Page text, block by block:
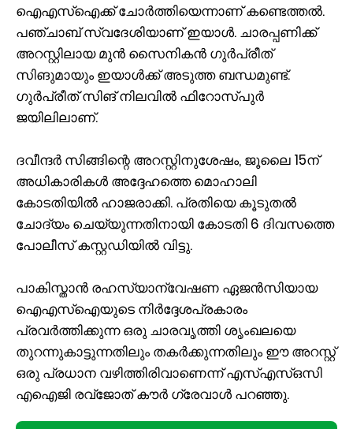
ഐഎസ്ഐക്ക് ചോർത്തിയെന്നാണ് കണ്ടെത്തൽ.
പഞ്ചാബ് സ്വദേശിയാണ് ഇയാൾ. ചാരപ്പണിക്ക്
അറസ്റ്റിലായ മുൻ സൈനികൻ ഗുർപ്രീത്
സിങുമായും ഇയാൾക്ക് അടുത്ത ബന്ധമുണ്ട്.
ഗുർപ്രീത് സിങ് നിലവിൽ ഫിറോസ്പുർ
ജയിലിലാണ്.
ദവീന്ദർ സിങ്ങിന്റെ അറസ്റ്റിനുശേഷം, ജൂലൈ 15ന്
അധികാരികൾ അദ്ദേഹത്തെ മൊഹാലി
കോടതിയിൽ ഹാജരാക്കി. പ്രതിയെ കൂടുതൽ
ചോദ്യം ചെയ്യുന്നതിനായി കോടതി 6 ദിവസത്തെ
പോലീസ് കസ്റ്റഡിയിൽ വിട്ടു.
പാകിസ്താൻ രഹസ്യാന്വേഷണ ഏജൻസിയായ
ഐഎസ്ഐയുടെ നിർദ്ദേശപ്രകാരം
പ്രവർത്തിക്കുന്ന ഒരു ചാരവൃത്തി ശൃംഖലയെ
തുറന്നുകാട്ടുന്നതിലും തകർക്കുന്നതിലും ഈ അറസ്റ്റ്
ഒരു പ്രധാന വഴിത്തിരിവാണെന്ന് എസ്‌എസ്‌ഒസി
എഐജി രവ്‌ജോത് കൗർ ഗ്രേവാൾ പറഞ്ഞു.